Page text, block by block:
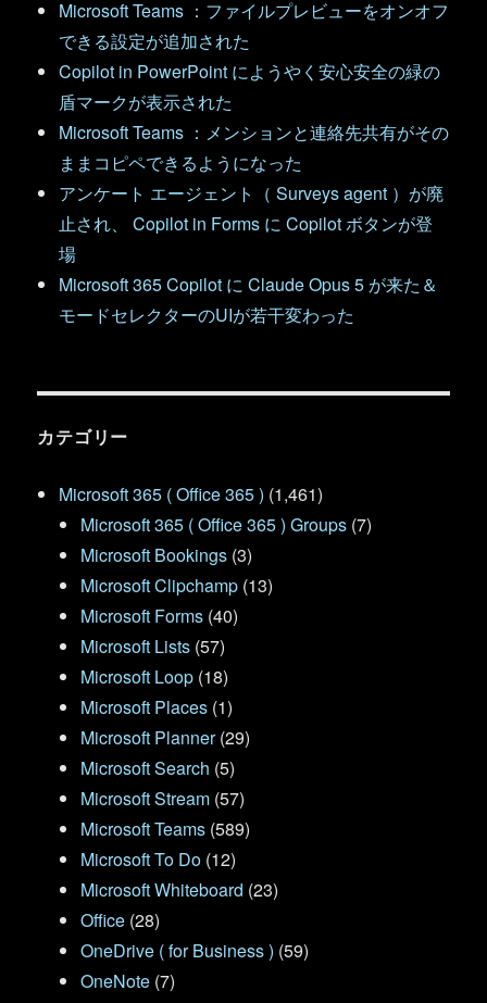
Microsoft Teams ：ファイルプレビューをオンオフ
できる設定が追加された
Copilot in PowerPoint にようやく安心安全の緑の
盾マークが表示された
Microsoft Teams ：メンションと連絡先共有がその
ままコピペできるようになった
アンケート エージェント（ Surveys agent ）が廃
止され、 Copilot in Forms に Copilot ボタンが登
場
Microsoft 365 Copilot に Claude Opus 5 が来た＆
モードセレクターのUIが若干変わった
カテゴリー
Microsoft 365 ( Office 365 ) (1,461)
Microsoft 365 ( Office 365 ) Groups (7)
Microsoft Bookings (3)
Microsoft Clipchamp (13)
Microsoft Forms (40)
Microsoft Lists (57)
Microsoft Loop (18)
Microsoft Places (1)
Microsoft Planner(29)
Microsoft Search (5)
Microsoft Stream (57)
Microsoft Teams (589)
Microsoft To Do (12)
Microsoft Whiteboard (23)
Office (28)
OneDrive ( for Business ) (59)
OneNote (7)